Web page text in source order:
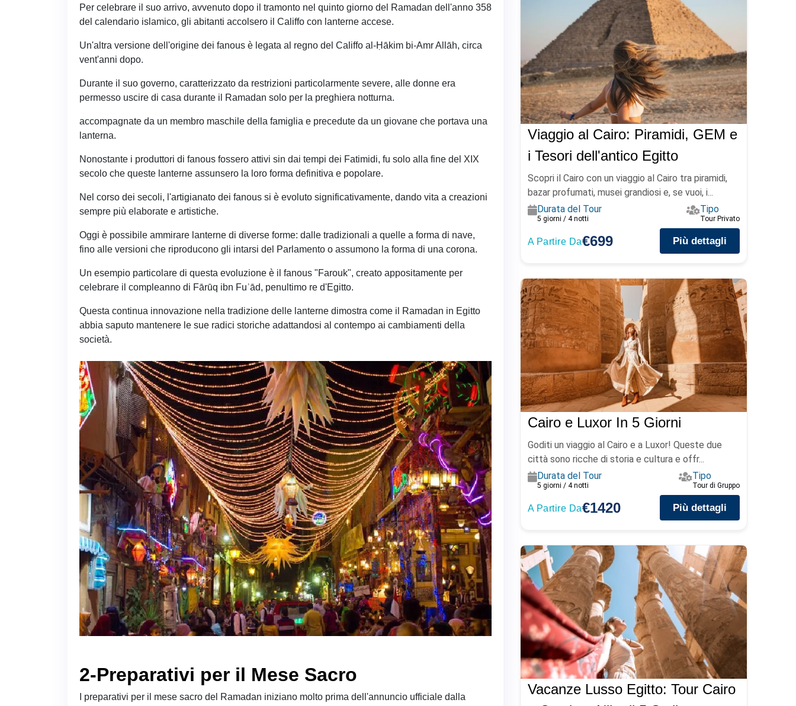
Per celebrare il suo arrivo, avvenuto dopo il tramonto nel quinto giorno del Ramadan dell'anno 358
del calendario islamico, gli abitanti accolsero il Califfo con lanterne accese.
Un'altra versione dell'origine dei fanous è legata al regno del Califfo al-Ḥākim bi-Amr Allāh, circa
vent'anni dopo.
Durante il suo governo, caratterizzato da restrizioni particolarmente severe, alle donne era
permesso uscire di casa durante il Ramadan solo per la preghiera notturna.
accompagnate da un membro maschile della famiglia e precedute da un giovane che portava una
lanterna.
Nonostante i produttori di fanous fossero attivi sin dai tempi dei Fatimidi, fu solo alla fine del XIX
secolo che queste lanterne assunsero la loro forma definitiva e popolare.
Nel corso dei secoli, l'artigianato dei fanous si è evoluto significativamente, dando vita a creazioni
sempre più elaborate e artistiche.
Oggi è possibile ammirare lanterne di diverse forme: dalle tradizionali a quelle a forma di nave,
fino alle versioni che riproducono gli intarsi del Parlamento o assumono la forma di una corona.
Un esempio particolare di questa evoluzione è il fanous "Farouk", creato appositamente per
celebrare il compleanno di Fārūq ibn Fuʾād, penultimo re d'Egitto.
Questa continua innovazione nella tradizione delle lanterne dimostra come il Ramadan in Egitto
abbia saputo mantenere le sue radici storiche adattandosi al contempo ai cambiamenti della
società.
2-Preparativi per il Mese Sacro
I preparativi per il mese sacro del Ramadan iniziano molto prima dell'annuncio ufficiale dalla
Viaggio al Cairo: Piramidi, GEM e
i Tesori dell'antico Egitto
Scopri il Cairo con un viaggio al Cairo tra piramidi,
bazar profumati, musei grandiosi e, se vuoi, i...
Durata del Tour
5 giorni / 4 notti
Tipo
Tour Privato
A Partire Da€699 Più dettagli
Cairo e Luxor In 5 Giorni
Goditi un viaggio al Cairo e a Luxor! Queste due
città sono ricche di storia e cultura e offr...
Durata del Tour
5 giorni / 4 notti
Tipo
Tour di Gruppo
A Partire Da€1420 Più dettagli
Vacanze Lusso Egitto: Tour Cairo